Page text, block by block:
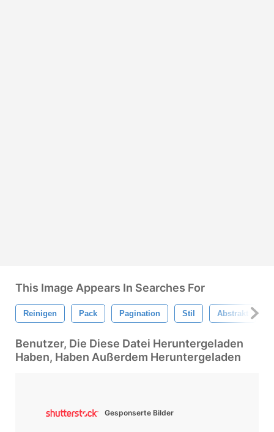
This Image Appears In Searches For
Reinigen Pack Pagination Stil Abstrakt
Benutzer, Die Diese Datei Heruntergeladen
Haben, Haben Außerdem Heruntergeladen
Gesponserte Bilder